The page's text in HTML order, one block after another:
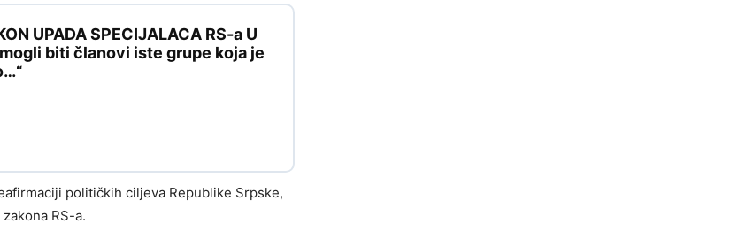
UPADA SPECIJALACA RS-a U
mogli biti članovi iste grupe koja je
političkih ciljeva Republike Srpske,
RS-a.